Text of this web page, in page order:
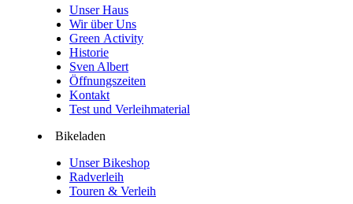
Unser Haus
Wir über Uns
Green Activity
Historie
Sven Albert
Öffnungszeiten
Kontakt
Test und Verleihmaterial
Bikeladen
Unser Bikeshop
Radverleih
Touren & Verleih